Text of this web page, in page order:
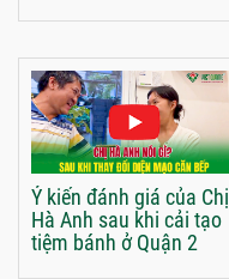
Ý kiến đánh giá của Chị
Hà Anh sau khi cải tạo
tiệm bánh ở Quận 2